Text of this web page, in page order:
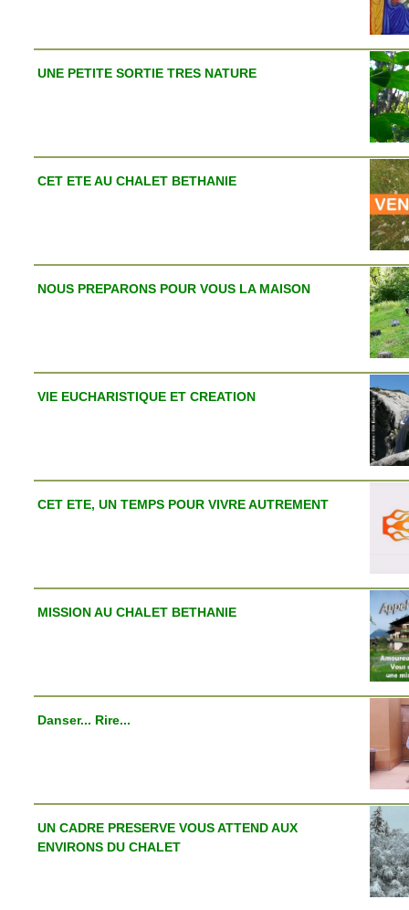
UNE PETITE SORTIE TRES NATURE
CET ETE AU CHALET BETHANIE
NOUS PREPARONS POUR VOUS LA MAISON
VIE EUCHARISTIQUE ET CREATION
CET ETE, UN TEMPS POUR VIVRE AUTREMENT
MISSION AU CHALET BETHANIE
Danser... Rire...
UN CADRE PRESERVE VOUS ATTEND AUX
ENVIRONS DU CHALET